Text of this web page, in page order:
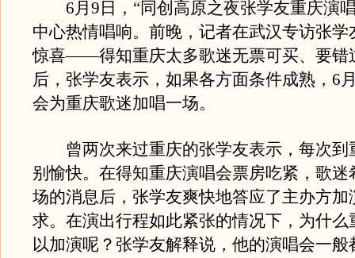
6月9日，“同创高原之夜张学友重庆演
中心热情唱响。前晚，记者在武汉专访张学
惊喜——得知重庆太多歌迷无票可买、要错
后，张学友表示，如果各方面条件成熟，6
会为重庆歌迷加唱一场。
曾两次来过重庆的张学友表示，每次到
别愉快。在得知重庆演唱会票房吃紧，歌迷
场的消息后，张学友爽快地答应了主办方加
求。在演出行程如此紧张的情况下，为什么
以加演呢？张学友解释说，他的演唱会一般